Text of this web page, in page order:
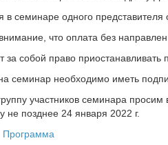
в семинаре одного
что оплата без
за собой право
семинар необходимо иметь
участников семинара
не позднее 24 января 2022 г.
Программа